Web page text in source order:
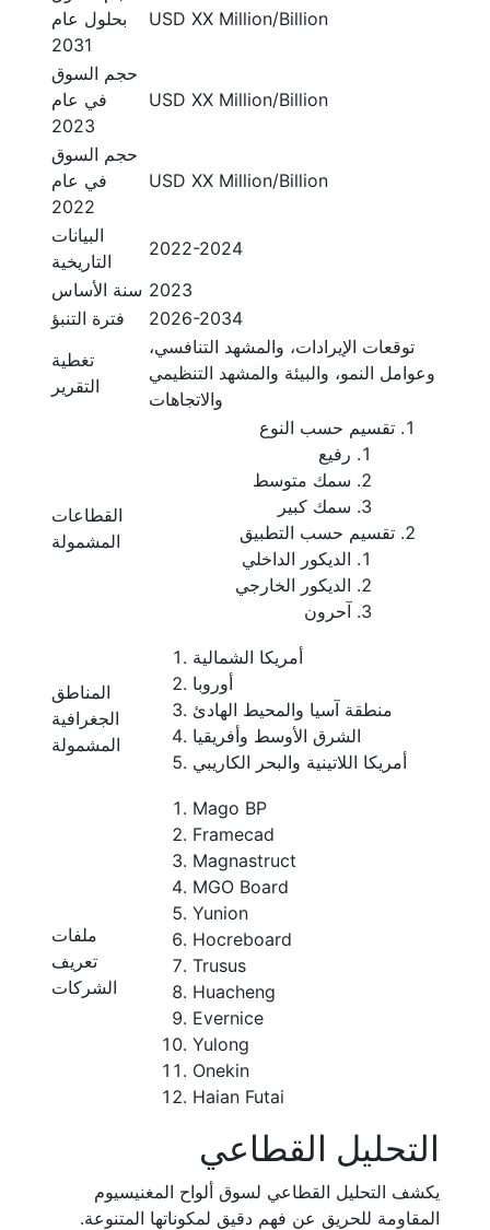
بحلول عام
2031
USD XX Million/Billion
حجم السوق
في عام
2023
USD XX Million/Billion
حجم السوق
في عام
2022
USD XX Million/Billion
البيانات
التاريخية
2022-2024
سنة الأساس 2023
فترة التنبؤ
2026-2034
تغطية
التقرير
توقعات الإيرادات، والمشهد التنافسي،
وعوامل النمو، والبيئة والمشهد التنظيمي
والاتجاهات
القطاعات
المشمولة
تقسيم حسب النوع
رفيع
سمك متوسط
سمك كبير
تقسيم حسب التطبيق
الديكور الداخلي
الديكور الخارجي
آحرون
المناطق
الجغرافية
المشمولة
أمريكا الشمالية
أوروبا
منطقة آسيا والمحيط الهادئ
الشرق الأوسط وأفريقيا
أمريكا اللاتينية والبحر الكاريبي
ملفات
تعريف
الشركات
Mago BP
Framecad
Magnastruct
MGO Board
Yunion
Hocreboard
Trusus
Huacheng
Evernice
Yulong
Onekin
Haian Futai
التحليل القطاعي
يكشف التحليل القطاعي لسوق ألواح المغنيسيوم
المقاومة للحريق عن فهم دقيق لمكوناتها المتنوعة.